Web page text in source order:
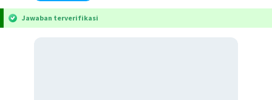
Jawaban terverifikasi